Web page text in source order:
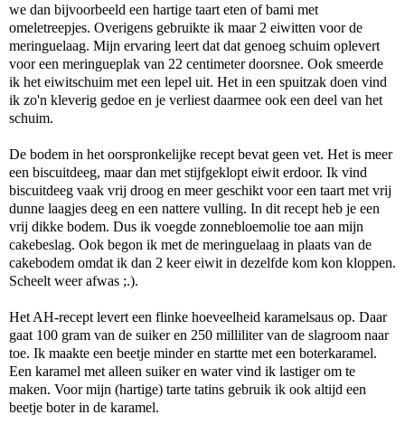
we dan bijvoorbeeld een hartige taart eten of bami met
omeletreepjes. Overigens gebruikte ik maar 2 eiwitten voor de
meringuelaag. Mijn ervaring leert dat dat genoeg schuim oplevert
voor een meringueplak van 22 centimeter doorsnee. Ook smeerde
ik het eiwitschuim met een lepel uit. Het in een spuitzak doen vind
ik zo'n kleverig gedoe en je verliest daarmee ook een deel van het
schuim.
De bodem in het oorspronkelijke recept bevat geen vet. Het is meer
een biscuitdeeg, maar dan met stijfgeklopt eiwit erdoor. Ik vind
biscuitdeeg vaak vrij droog en meer geschikt voor een taart met vrij
dunne laagjes deeg en een nattere vulling. In dit recept heb je een
vrij dikke bodem. Dus ik voegde zonnebloemolie toe aan mijn
cakebeslag. Ook begon ik met de meringuelaag in plaats van de
cakebodem omdat ik dan 2 keer eiwit in dezelfde kom kon kloppen.
Scheelt weer afwas ;.).
Het AH-recept levert een flinke hoeveelheid karamelsaus op. Daar
gaat 100 gram van de suiker en 250 milliliter van de slagroom naar
toe. Ik maakte een beetje minder en startte met een boterkaramel.
Een karamel met alleen suiker en water vind ik lastiger om te
maken. Voor mijn (hartige) tarte tatins gebruik ik ook altijd een
beetje boter in de karamel.